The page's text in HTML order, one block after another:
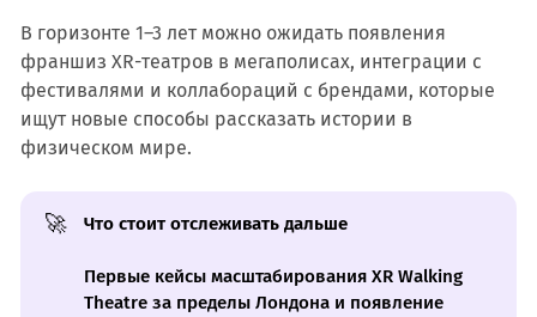
В горизонте 1–3 лет можно ожидать появления
франшиз XR-театров в мегаполисах, интеграции с
фестивалями и коллабораций с брендами, которые
ищут новые способы рассказать истории в
физическом мире.
🚀 Что стоит отслеживать дальше
Первые кейсы масштабирования XR Walking
Theatre за пределы Лондона и появление